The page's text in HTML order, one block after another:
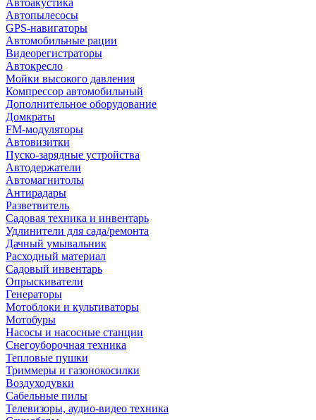
Автоакустика
Автопылесосы
GPS-навигаторы
Автомобильные рации
Видеорегистраторы
Автокресло
Мойки высокого давления
Компрессор автомобильный
Дополнительное оборудование
Домкраты
FM-модуляторы
Автовизитки
Пуско-зарядные устройства
Автодержатели
Автомагнитолы
Антирадары
Разветвитель
Садовая техника и инвентарь
Удлинители для сада/ремонта
Дачный умывальник
Расходный материал
Садовый инвентарь
Опрыскиватели
Генераторы
Мотоблоки и культиваторы
Мотобуры
Насосы и насосные станции
Снегоуборочная техника
Тепловые пушки
Триммеры и газонокосилки
Воздуходувки
Сабельные пилы
Телевизоры, аудио-видео техника